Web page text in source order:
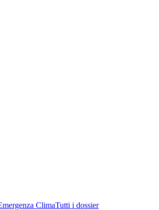
ClimaTutti i dossier